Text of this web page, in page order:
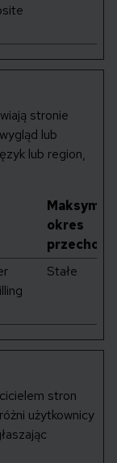
stronie
lub
lub region,
okres
Stałe
stron
użytkownicy